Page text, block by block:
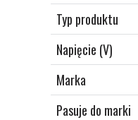
sieciowy, kable
S-video i wiele
Typ produktu
Napięcie (V)
Marka
Pasuje do marki